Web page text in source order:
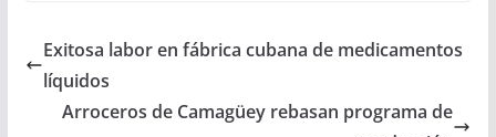
Exitosa labor en fábrica cubana de medicamentos
líquidos
Arroceros de Camagüey rebasan programa de